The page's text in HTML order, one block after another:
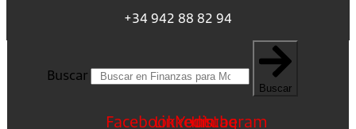
+34 942 88 82 94
Buscar
Buscar
FacebookLinkedin
Youtube
Instagram